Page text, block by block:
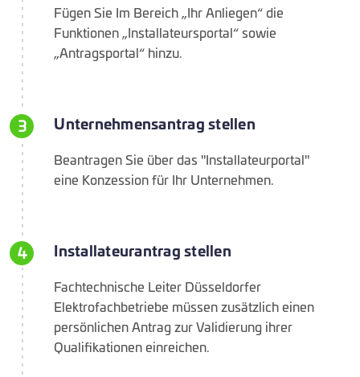
Fügen Sie Im Bereich „Ihr Anliegen“ die
Funktionen „Installateursportal“ sowie
„Antragsportal“ hinzu.
3 Unternehmensantrag stellen
Beantragen Sie über das "Installateurportal"
eine Konzession für Ihr Unternehmen.
4 Installateurantrag stellen
Fachtechnische Leiter Düsseldorfer
Elektrofachbetriebe müssen zusätzlich einen
persönlichen Antrag zur Validierung ihrer
Qualifikationen einreichen.